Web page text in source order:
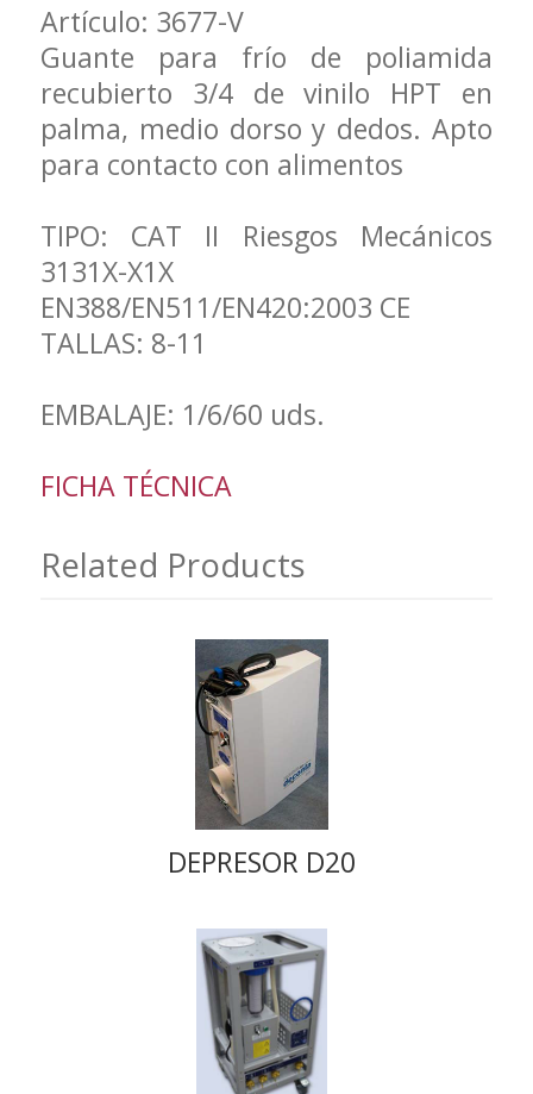
Artículo: 3677-V
Guante para frío de poliamida
recubierto 3/4 de vinilo HPT en
palma, medio dorso y dedos. Apto
para contacto con alimentos
TIPO: CAT II Riesgos Mecánicos
3131X-X1X
EN388/EN511/EN420:2003 CE
TALLAS: 8-11
EMBALAJE: 1/6/60 uds.
FICHA TÉCNICA
Related Products
DEPRESOR D20